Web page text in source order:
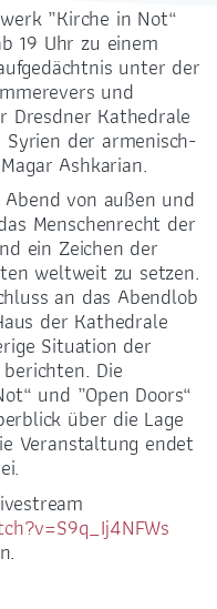
e.G.
2288 33
„Kirche in Not“
19 Uhr zu einem
unter der
und
Dresdner Kathedrale
der armenisch-
Ashkarian.
von außen und
Menschenrecht der
ein Zeichen der
weltweit zu setzen.
an das Abendlob
der Kathedrale
Situation der
Die
und „Open Doors“
über die Lage
Veranstaltung endet